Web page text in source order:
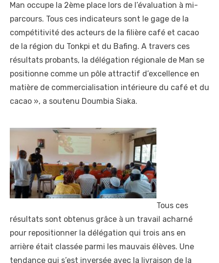
Man occupe la 2ème place lors de l’évaluation à mi-
parcours. Tous ces indicateurs sont le gage de la
compétitivité des acteurs de la filière café et cacao
de la région du Tonkpi et du Bafing. A travers ces
résultats probants, la délégation régionale de Man se
positionne comme un pôle attractif d’excellence en
matière de commercialisation intérieure du café et du
cacao », a soutenu Doumbia Siaka.
Tous ces
résultats sont obtenus grâce à un travail acharné
pour repositionner la délégation qui trois ans en
arrière était classée parmi les mauvais élèves. Une
tendance qui s’est inversée avec la livraison de la